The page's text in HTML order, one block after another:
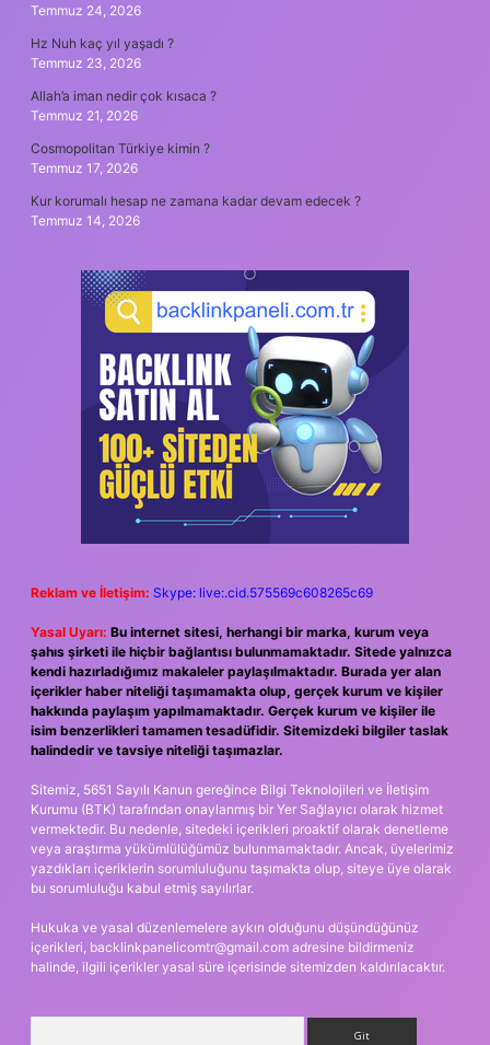
Temmuz 24, 2026
Hz Nuh kaç yıl yaşadı ?
Temmuz 23, 2026
Allah’a iman nedir çok kısaca ?
Temmuz 21, 2026
Cosmopolitan Türkiye kimin ?
Temmuz 17, 2026
Kur korumalı hesap ne zamana kadar devam edecek ?
Temmuz 14, 2026
Reklam ve İletişim: Skype: live:.cid.575569c608265c69
Yasal Uyarı: Bu internet sitesi, herhangi bir marka, kurum veya
şahıs şirketi ile hiçbir bağlantısı bulunmamaktadır. Sitede yalnızca
kendi hazırladığımız makaleler paylaşılmaktadır. Burada yer alan
içerikler haber niteliği taşımamakta olup, gerçek kurum ve kişiler
hakkında paylaşım yapılmamaktadır. Gerçek kurum ve kişiler ile
isim benzerlikleri tamamen tesadüfidir. Sitemizdeki bilgiler taslak
halindedir ve tavsiye niteliği taşımazlar.
Sitemiz, 5651 Sayılı Kanun gereğince Bilgi Teknolojileri ve İletişim
Kurumu (BTK) tarafından onaylanmış bir Yer Sağlayıcı olarak hizmet
vermektedir. Bu nedenle, sitedeki içerikleri proaktif olarak denetleme
veya araştırma yükümlülüğümüz bulunmamaktadır. Ancak, üyelerimiz
yazdıkları içeriklerin sorumluluğunu taşımakta olup, siteye üye olarak
bu sorumluluğu kabul etmiş sayılırlar.
Hukuka ve yasal düzenlemelere aykırı olduğunu düşündüğünüz
içerikleri, backlinkpanelicomtr@gmail.com adresine bildirmeniz
halinde, ilgili içerikler yasal süre içerisinde sitemizden kaldırılacaktır.